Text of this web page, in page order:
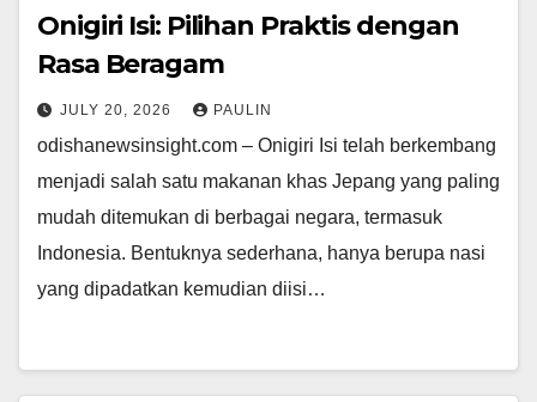
Onigiri Isi: Pilihan Praktis dengan
Rasa Beragam
JULY 20, 2026 PAULIN
odishanewsinsight.com – Onigiri Isi telah berkembang
menjadi salah satu makanan khas Jepang yang paling
mudah ditemukan di berbagai negara, termasuk
Indonesia. Bentuknya sederhana, hanya berupa nasi
yang dipadatkan kemudian diisi…